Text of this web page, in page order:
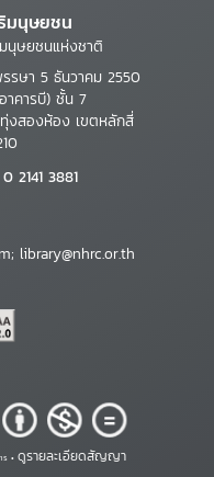
มนุษยชน
นุษยชนแห่งชาติ
รษา 5 ธันวาคม 2550
าคารบี) ชั้น 7
งสองห้อง เขตหลักสี่
2141 3881
library@nhrc.or.th
• ดูรายละเอียดสัญญา